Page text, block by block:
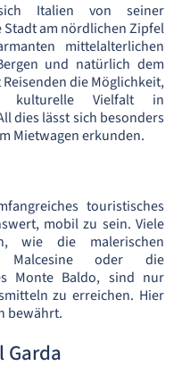
Italien von seiner
Stadt am nördlichen Zipfel
mittelalterlichen
und natürlich dem
die Möglichkeit,
kulturelle Vielfalt in
dies lässt sich besonders
Mietwagen erkunden.
touristisches
mobil zu sein. Viele
wie die malerischen
Malcesine oder die
Monte Baldo, sind nur
zu erreichen. Hier
bewährt.
Garda